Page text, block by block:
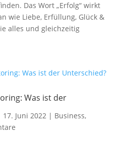
Das Wort „Erfolg“ wirkt
wie Liebe, Erfüllung, Glück &
alles und gleichzeitig
Was ist der
17. Juni 2022| Business,